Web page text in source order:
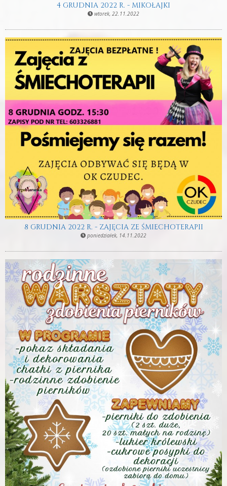
4 GRUDNIA 2022 R. - MIKOŁAJKI
wtorek, 22.11.2022
8 GRUDNIA 2022 R. - ZAJĘCIA ZE ŚMIECHOTERAPII
poniedziałek, 14.11.2022